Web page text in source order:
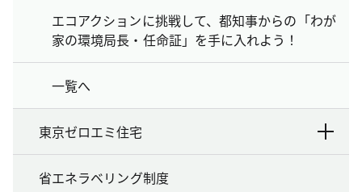
エコアクションに挑戦して、都知事からの「わが
家の環境局長・任命証」を手に入れよう！
一覧へ
東京ゼロエミ住宅
省エネラベリング制度